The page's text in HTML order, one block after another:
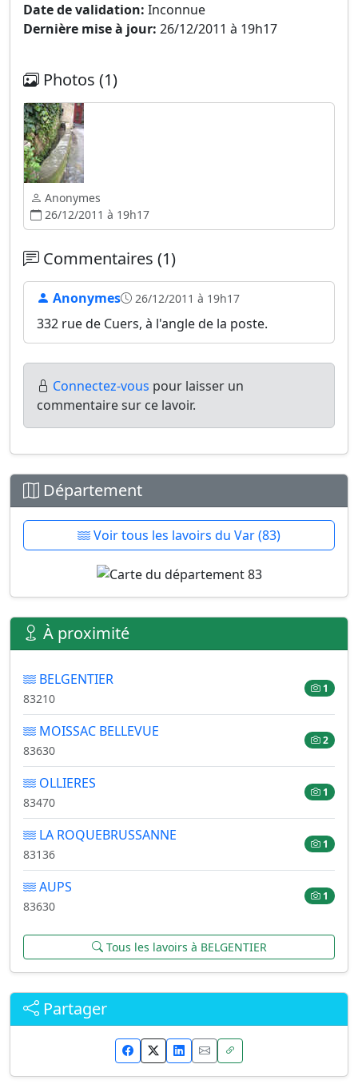
Date de validation: Inconnue
Dernière mise à jour: 26/12/2011 à 19h17
Photos (1)
Anonymes
26/12/2011 à 19h17
Commentaires (1)
Anonymes 26/12/2011 à 19h17
332 rue de Cuers, à l'angle de la poste.
Connectez-vous pour laisser un
commentaire sur ce lavoir.
Département
Voir tous les lavoirs du Var (83)
À proximité
BELGENTIER
83210
1
MOISSAC BELLEVUE
83630
2
OLLIERES
83470
1
LA ROQUEBRUSSANNE
83136
1
AUPS
83630
1
Tous les lavoirs à BELGENTIER
Partager